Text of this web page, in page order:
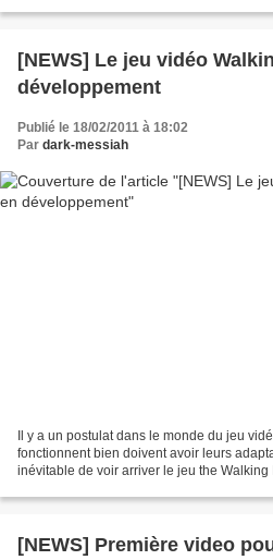
[NEWS] Le jeu vidéo
développement
Publié le 18/02/2011 à 18:02
Par dark-messiah
Il y a un postulat dans le monde du jeu
fonctionnent bien doivent avoir leurs
inévitable de voir arriver le jeu the
[NEWS] Première video